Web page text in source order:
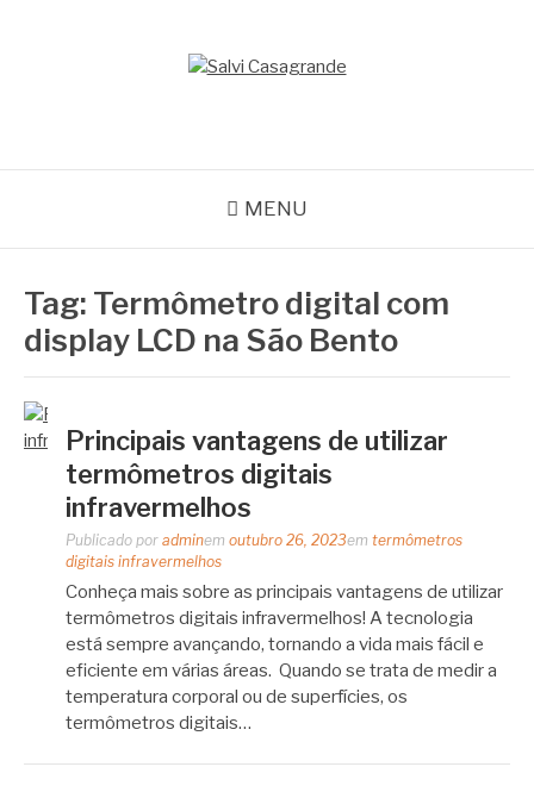
MENU
Tag: Termômetro digital com
display LCD na São Bento
Principais vantagens de utilizar
termômetros digitais
infravermelhos
Publicado por adminem outubro 26, 2023em termômetros
digitais infravermelhos
Conheça mais sobre as principais vantagens de utilizar
termômetros digitais infravermelhos! A tecnologia
está sempre avançando, tornando a vida mais fácil e
eficiente em várias áreas. Quando se trata de medir a
temperatura corporal ou de superfícies, os
termômetros digitais…